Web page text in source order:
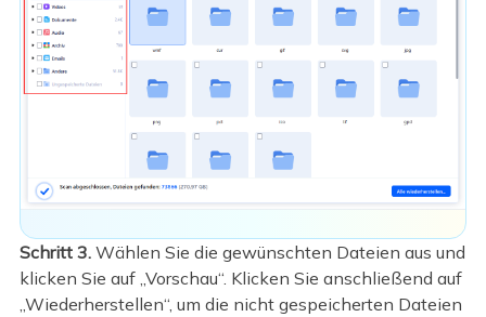
Schritt 3.Wählen Sie die gewünschten Dateien aus und
klicken Sie auf „Vorschau“. Klicken Sie anschließend auf
„Wiederherstellen“, um die nicht gespeicherten Dateien